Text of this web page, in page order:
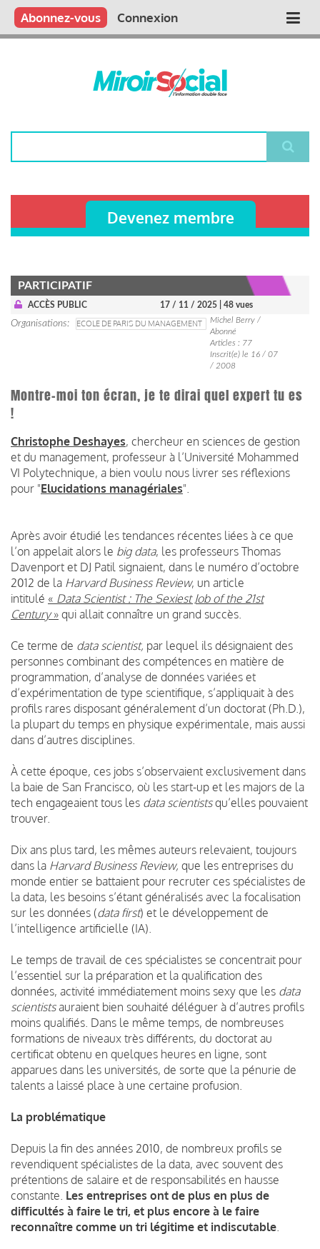
Aller
contenu
Main
Qui sommes nous ?
Vous publiez
Nous publions
Contactez-nous
Abonnez-vous Connexion
Devenez membre
PARTICIPATIF
ACCÈS PUBLIC 17 / 11 / 2025 | 48 vues
Organisations ECOLE DE PARIS DU MANAGEMENT
Michel Berry /
Abonné
Articles : 77
Inscrit(e) le 16 / 07
/ 2008
Montre-moi ton écran, je te dirai quel expert tu es
!
Christophe Deshayes, chercheur en sciences de gestion
et du management, professeur à l’Université Mohammed
VI Polytechnique, a bien voulu nous livrer ses réflexions
pour "Elucidations managériales".
Après avoir étudié les tendances récentes liées à ce que
l’on appelait alors le big data, les professeurs Thomas
Davenport et DJ Patil signaient, dans le numéro d’octobre
2012 de la Harvard Business Review, un article
intitulé « Data Scientist : The Sexiest Job of the 21st
Century » qui allait connaître un grand succès.
Ce terme de data scientist, par lequel ils désignaient des
personnes combinant des compétences en matière de
programmation, d’analyse de données variées et
d’expérimentation de type scientifique, s’appliquait à des
profils rares disposant généralement d’un doctorat (Ph.D.),
la plupart du temps en physique expérimentale, mais aussi
dans d’autres disciplines.
À cette époque, ces jobs s’observaient exclusivement dans
la baie de San Francisco, où les start-up et les majors de la
tech engageaient tous les data scientistsqu’elles pouvaient
trouver.
Dix ans plus tard, les mêmes auteurs relevaient, toujours
dans la Harvard Business Review, que les entreprises du
monde entier se battaient pour recruter ces spécialistes de
la data, les besoins s’étant généralisés avec la focalisation
sur les données (data first) et le développement de
l’intelligence artificielle (IA).
Le temps de travail de ces spécialistes se concentrait pour
l’essentiel sur la préparation et la qualification des
données, activité immédiatement moins sexy que les data
scientistsauraient bien souhaité déléguer à d’autres profils
moins qualifiés. Dans le même temps, de nombreuses
formations de niveaux très différents, du doctorat au
certificat obtenu en quelques heures en ligne, sont
apparues dans les universités, de sorte que la pénurie de
talents a laissé place à une certaine profusion.
La problématique
Depuis la fin des années 2010, de nombreux profils se
revendiquent spécialistes de la data, avec souvent des
prétentions de salaire et de responsabilités en hausse
constante. Les entreprises ont de plus en plus de
difficultés à faire le tri, et plus encore à le faire
reconnaître comme un tri légitime et indiscutable